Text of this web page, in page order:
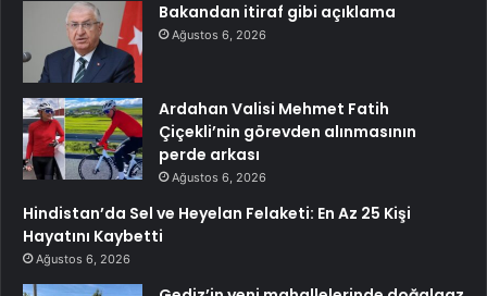
Bakandan itiraf gibi açıklama
Ağustos 6, 2026
Ardahan Valisi Mehmet Fatih
Çiçekli’nin görevden alınmasının
perde arkası
Ağustos 6, 2026
Hindistan’da Sel ve Heyelan Felaketi: En Az 25 Kişi
Hayatını Kaybetti
Ağustos 6, 2026